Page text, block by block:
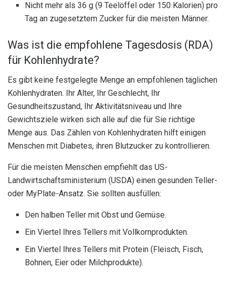
Nicht mehr als 36 g (9 Teelöffel oder 150 Kalorien) pro
Tag an zugesetztem Zucker für die meisten Männer.
Was ist die empfohlene Tagesdosis (RDA)
für Kohlenhydrate?
Es gibt keine festgelegte Menge an empfohlenen täglichen
Kohlenhydraten. Ihr Alter, Ihr Geschlecht, Ihr
Gesundheitszustand, Ihr Aktivitätsniveau und Ihre
Gewichtsziele wirken sich alle auf die für Sie richtige
Menge aus. Das Zählen von Kohlenhydraten hilft einigen
Menschen mit Diabetes, ihren Blutzucker zu kontrollieren.
Für die meisten Menschen empfiehlt das US-
Landwirtschaftsministerium (USDA) einen gesunden Teller-
oder MyPlate-Ansatz. Sie sollten ausfüllen:
Den halben Teller mit Obst und Gemüse.
Ein Viertel Ihres Tellers mit Vollkornprodukten.
Ein Viertel Ihres Tellers mit Protein (Fleisch, Fisch,
Bohnen, Eier oder Milchprodukte).